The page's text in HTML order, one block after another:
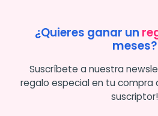
¿Quieres ganar un
meses?
Suscríbete a nuestra
regalo especial en tu compra
suscriptor!